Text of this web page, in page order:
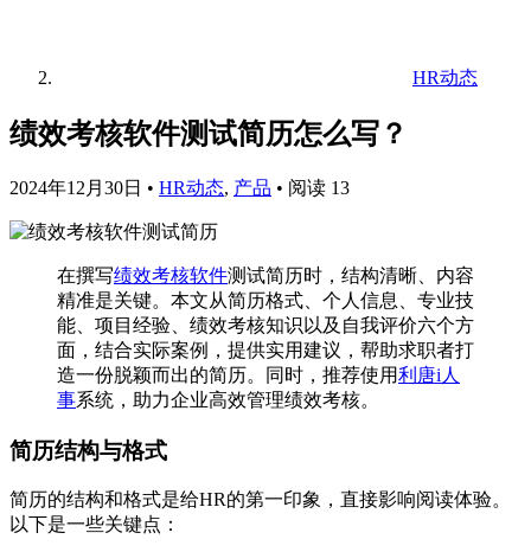
HR动态
绩效考核软件测试简历怎么写？
2024年12月30日 • HR动态, 产品 • 阅读 13
在撰写绩效考核软件测试简历时，结构清晰、内容
精准是关键。本文从简历格式、个人信息、专业技
能、项目经验、绩效考核知识以及自我评价六个方
面，结合实际案例，提供实用建议，帮助求职者打
造一份脱颖而出的简历。同时，推荐使用利唐i人
事系统，助力企业高效管理绩效考核。
简历结构与格式
简历的结构和格式是给HR的第一印象，直接影响阅读体验。
以下是一些关键点：